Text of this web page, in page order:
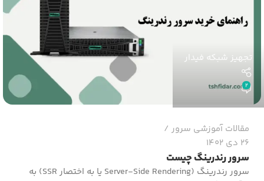
تجهیز شبکه فیدار
2
مقالات آموزشی سرور
26 دی 1402
سرور رندرینگ چیست
سرور رندرینگ (Server-Side Rendering یا به اختصار SSR) به